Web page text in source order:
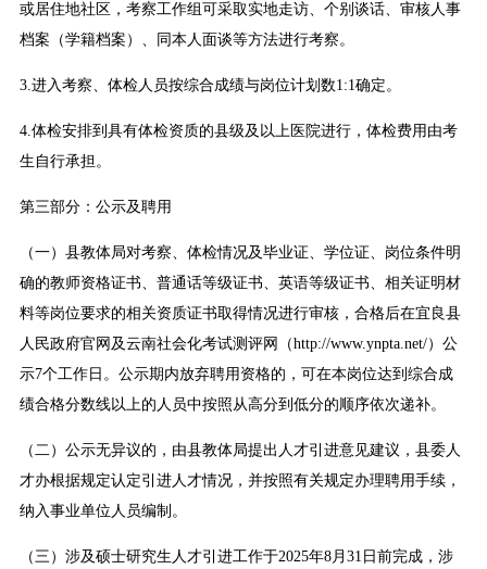
或居住地社区，考察工作组可采取实地走访、个别谈话、审核人事
档案（学籍档案）、同本人面谈等方法进行考察。
3.进入考察、体检人员按综合成绩与岗位计划数1:1确定。
4.体检安排到具有体检资质的县级及以上医院进行，体检费用由考
生自行承担。
第三部分：公示及聘用
（一）县教体局对考察、体检情况及毕业证、学位证、岗位条件明
确的教师资格证书、普通话等级证书、英语等级证书、相关证明材
料等岗位要求的相关资质证书取得情况进行审核，合格后在宜良县
人民政府官网及云南社会化考试测评网（http://www.ynpta.net/）公
示7个工作日。公示期内放弃聘用资格的，可在本岗位达到综合成
绩合格分数线以上的人员中按照从高分到低分的顺序依次递补。
（二）公示无异议的，由县教体局提出人才引进意见建议，县委人
才办根据规定认定引进人才情况，并按照有关规定办理聘用手续，
纳入事业单位人员编制。
（三）涉及硕士研究生人才引进工作于2025年8月31日前完成，涉